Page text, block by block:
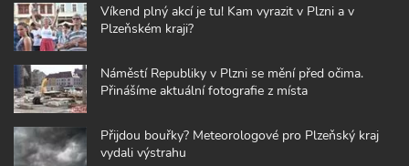
Víkend plný akcí je tu! Kam vyrazit v Plzni a v
Plzeňském kraji?
Náměstí Republiky v Plzni se mění před očima.
Přinášíme aktuální fotografie z místa
Přijdou bouřky? Meteorologové pro Plzeňský kraj
vydali výstrahu